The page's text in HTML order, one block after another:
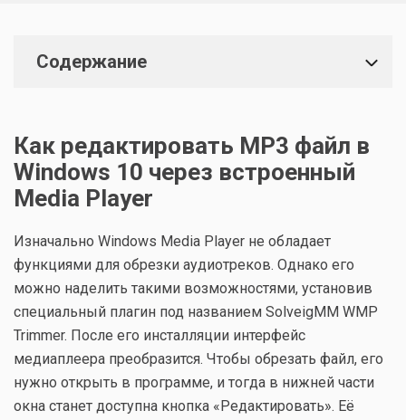
Содержание
Как редактировать MP3 файл в
Windows 10 через встроенный
Media Player
Изначально Windows Media Player не обладает
функциями для обрезки аудиотреков. Однако его
можно наделить такими возможностями, установив
специальный плагин под названием SolveigMM WMP
Trimmer. После его инсталляции интерфейс
медиаплеера преобразится. Чтобы обрезать файл, его
нужно открыть в программе, и тогда в нижней части
окна станет доступна кнопка «Редактировать». Её